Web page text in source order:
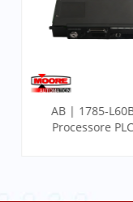
AB | 1785-
Processore